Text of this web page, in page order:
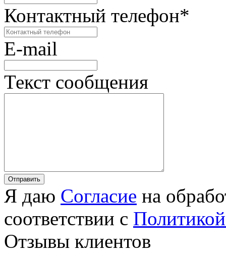
Контактный телефон*
E-mail
Текст сообщения
Я даю Согласие на
соответствии с
Отзывы клиентов